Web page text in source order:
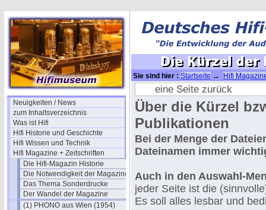
Neuigkeiten / News
zum Inhaltsverzeichnis
Was ist Hifi
Hifi Historie und Geschichte
Hifi Wissen und Technik
Hifi Magazine + Zeitschriften
Die Hifi-Magazin Historie
Die Notwendigkeit der Magazine
Das Thema Sonderdrucke
Der Wandel der Magazine
(1) PHONO aus Wien (1954)
Sie sind hier : Startseite → Hifi
eine Seite zurück
Über die Kürzel
Publikationen
Bei der Menge der
Dateinamen immer
Auch in den Auswahl-
jeder Seite ist die
Es soll alles lesbar und